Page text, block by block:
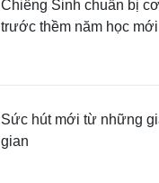
Chiềng Sinh chuẩn bị
trước thềm năm học mới
Sức hút mới từ những
gian